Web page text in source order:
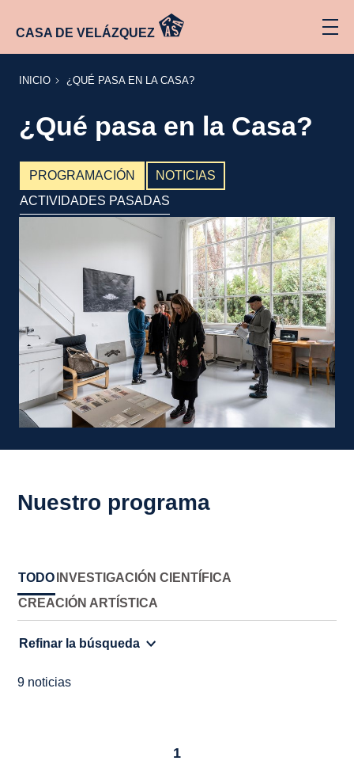
CASA DE VELÁZQUEZ
INICIO
INICIO
¿QUÉ
CASA?
¿QUÉ PASA EN LA CASA?
¿Qué pasa en la Casa?
PROGRAMACIÓN
NOTICIAS
ACTIVIDADES PASADAS
Nuestro programa
TODO INVESTIGACIÓN CIENTÍFICA
CREACIÓN ARTÍSTICA
Refinar la búsqueda
9 noticias
1